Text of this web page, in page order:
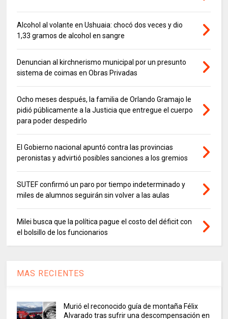
Alcohol al volante en Ushuaia: chocó dos veces y dio
1,33 gramos de alcohol en sangre
Denuncian al kirchnerismo municipal por un presunto
sistema de coimas en Obras Privadas
Ocho meses después, la familia de Orlando Gramajo le
pidió públicamente a la Justicia que entregue el cuerpo
para poder despedirlo
El Gobierno nacional apuntó contra las provincias
peronistas y advirtió posibles sanciones a los gremios
SUTEF confirmó un paro por tiempo indeterminado y
miles de alumnos seguirán sin volver a las aulas
Milei busca que la política pague el costo del déficit con
el bolsillo de los funcionarios
MAS RECIENTES
Murió el reconocido guía de montaña Félix
Alvarado tras sufrir una descompensación en